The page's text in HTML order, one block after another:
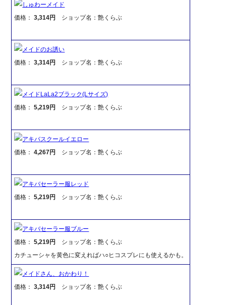
しゅわーメイド
価格：3,314円 ショップ名：艶くらぶ
メイドのお誘い
価格：3,314円 ショップ名：艶くらぶ
メイドLaLa2ブラック(Lサイズ)
価格：5,219円 ショップ名：艶くらぶ
アキバスクールイエロー
価格：4,267円 ショップ名：艶くらぶ
アキバセーラー服レッド
価格：5,219円 ショップ名：艶くらぶ
アキバセーラー服ブルー
価格：5,219円
ショップ名：艶くらぶ
カチューシャを黄色に変えればハ○ヒコスプレにも使えるかも。
メイドさん、おかわり！
価格：3,314円 ショップ名：艶くらぶ